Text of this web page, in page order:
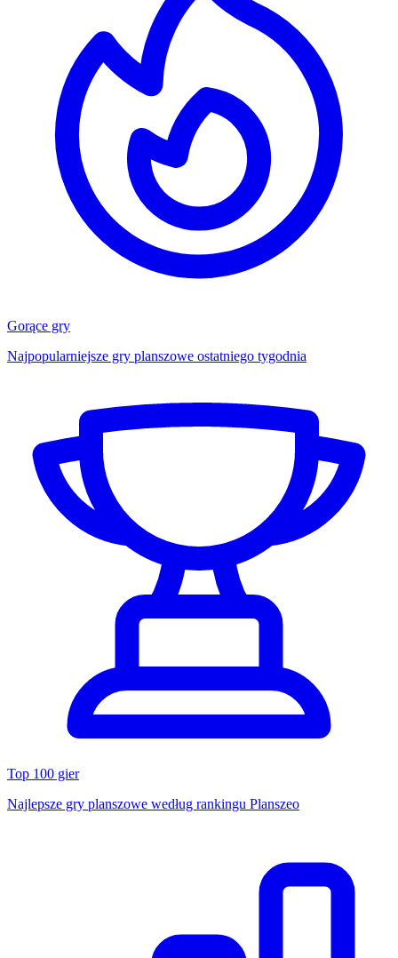
Gorące gry
Najpopularniejsze gry planszowe ostatniego tygodnia
Top 100 gier
Najlepsze gry planszowe według rankingu Planszeo